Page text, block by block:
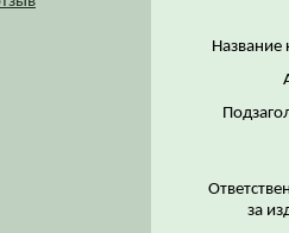
Название
за